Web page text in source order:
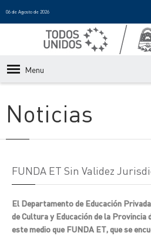
06 de Agosto de 2026
Menu
Noticias
FUNDA ET Sin Validez
El Departamento de Educación
de Cultura y Educación de la Provincia
este medio que FUNDA ET, que se